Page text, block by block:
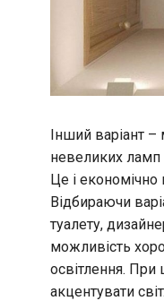
Інший варіант
невеликих
Це і економічно
Відбираючи
туалету,
можливість
освітлення.
акцентувати